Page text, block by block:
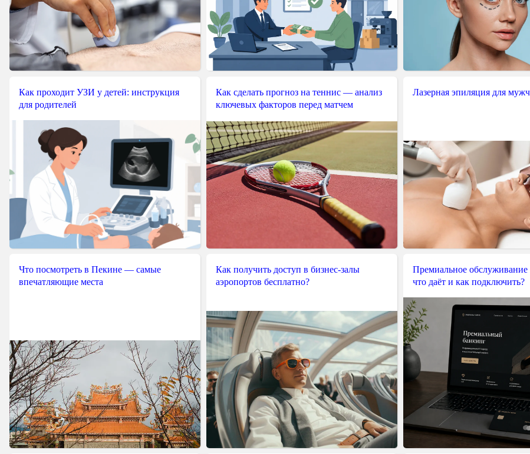
Как проходит УЗИ у детей: инструкция
для родителей
Как сделать прогноз на теннис — анализ
ключевых факторов перед матчем
Лазерная эпиляция для
Что посмотреть в Пекине — самые
впечатляющие места
Как получить доступ в бизнес-залы
аэропортов бесплатно?
Премиальное
что даёт и как подключить?